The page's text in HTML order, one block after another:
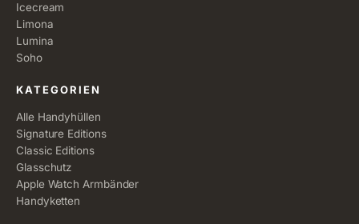
Icecream
Limona
Lumina
Soho
KATEGORIEN
Alle Handyhüllen
Signature Editions
Classic Editions
Glasschutz
Apple Watch Armbänder
Handyketten